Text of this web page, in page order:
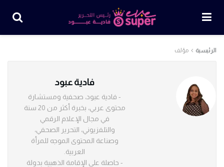
الرئيسية مؤلف
فادية عبود
- فادية عبود، صحفية ومستشارة
محتوى عربي، بخبرة أكثر من 20 سنة
في مجال الإعلام الرقمي
والتلفزيوني، التحرير الصحفي،
وصناعة المحتوى الموجه للمرأة
العربية.
- حاصلة على الإقامة الذهبية بدولة